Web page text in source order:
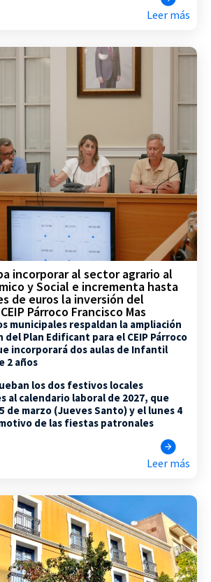
Leer más
incorporar al sector agrario al
y Social e incrementa hasta
de euros la inversión del
Párroco Francisco Mas
municipales respaldan la ampliación
Plan Edificant para el CEIP Párroco
incorporará dos aulas de Infantil
2 años
los dos festivos locales
al calendario laboral de 2027, que
de marzo (Jueves Santo) y el lunes 4
de las fiestas patronales
Leer más